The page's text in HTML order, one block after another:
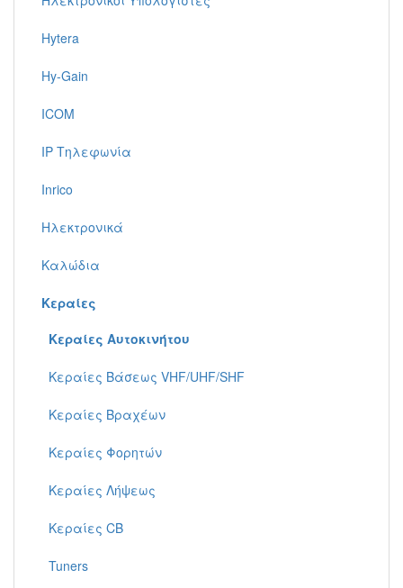
Hytera
Hy-Gain
ICOM
IP Τηλεφωνία
Inrico
Ηλεκτρονικά
Καλώδια
Κεραίες
Κεραίες Αυτοκινήτου
Κεραίες Βάσεως VHF/UHF/SHF
Κεραίες Βραχέων
Κεραίες Φορητών
Κεραίες Λήψεως
Κεραίες CB
Tuners